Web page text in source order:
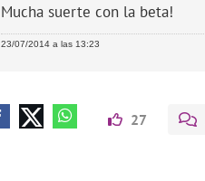
Mucha suerte con la beta!
23/07/2014 a las 13:23
27